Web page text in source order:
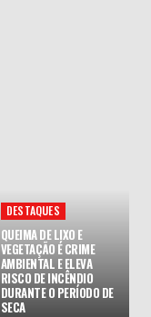
DESTAQUES
QUEIMA DE LIXO E
VEGETAÇÃO É CRIME
AMBIENTAL E ELEVA
RISCO DE INCÊNDIO
DURANTE O PERÍODO DE
SECA